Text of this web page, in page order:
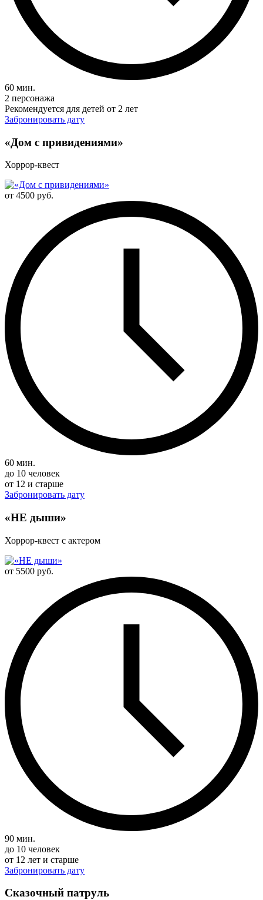
60 мин.
2 персонажа
Рекомендуется для детей от 2 лет
Забронировать дату
«Дом с привидениями»
Хоррор-квест
от 4500 руб.
60 мин.
до 10 человек
от 12 и старше
Забронировать дату
«НЕ дыши»
Хоррор-квест с актером
от 5500 руб.
90 мин.
до 10 человек
от 12 лет и старше
Забронировать дату
Сказочный патруль